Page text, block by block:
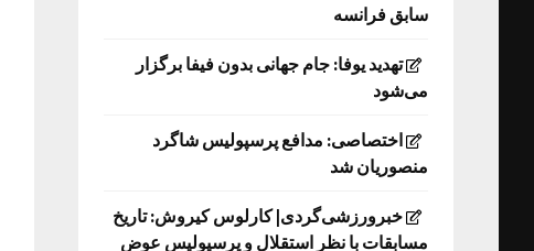
سابق فرانسه
تهدید یوفا: جام جهانی بدون فیفا برگزار
می‌شود
اختصاصی: مدافع پرسپولیس شاگرد
منصوریان شد
خبرورزشی‌گردی| کارلوس کیروش: تاریخ
مسابقات با نظر استقلال و پرسپولیس عوض